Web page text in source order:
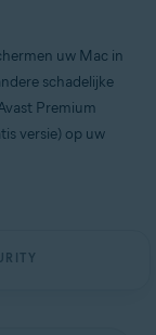
uw Mac in
schadelijke
Premium
versie) op uw